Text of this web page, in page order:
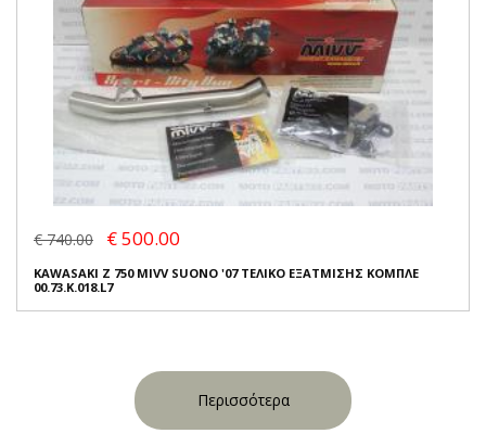
€ 740.00 € 500.00
KAWASAKI Z 750 MIVV SUONO '07 ΤΕΛΙΚΟ ΕΞΑΤΜΙΣΗΣ ΚΟΜΠΛΕ
00.73.K.018.L7
Περισσότερα